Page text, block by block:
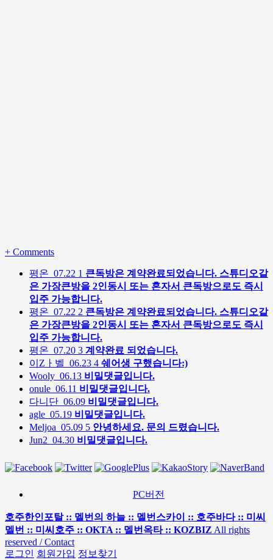
+ Comments
평온 07.22 1 큰독방은 계약완료되었습니다. 스튜디오같
은 가장큰방을 2인동시 또는 혼자서 큰독방으로도 즉시
입주 가능합니다.
평온 07.22 2 큰독방은 계약완료되었습니다. 스튜디오같
은 가장큰방을 2인동시 또는 혼자서 큰독방으로도 즉시
입주 가능합니다.
평온 07.20 3 계약완료 되었습니다.
이Zㅏ벨 06.23 4 쉐어생 구했습니다:)
Wooly 06.13 비밀댓글입니다.
onule 06.11 비밀댓글입니다.
다니단 06.09 비밀댓글입니다.
agle 05.19 비밀댓글입니다.
Meljoa 05.09 5 안녕하세요. 문의 드렸습니다.
Jun2 04.30 비밀댓글입니다.
PC버전
호주한인포탈 :: 멜번의 하늘 :: 멜번스카이 :: 호주바다 :: 미씨
멜번 :: 미씨호주 :: OKTA :: 멜번옥타 :: KOZBIZ All rights
reserved / Contact
로그인 회원가입 정보찾기